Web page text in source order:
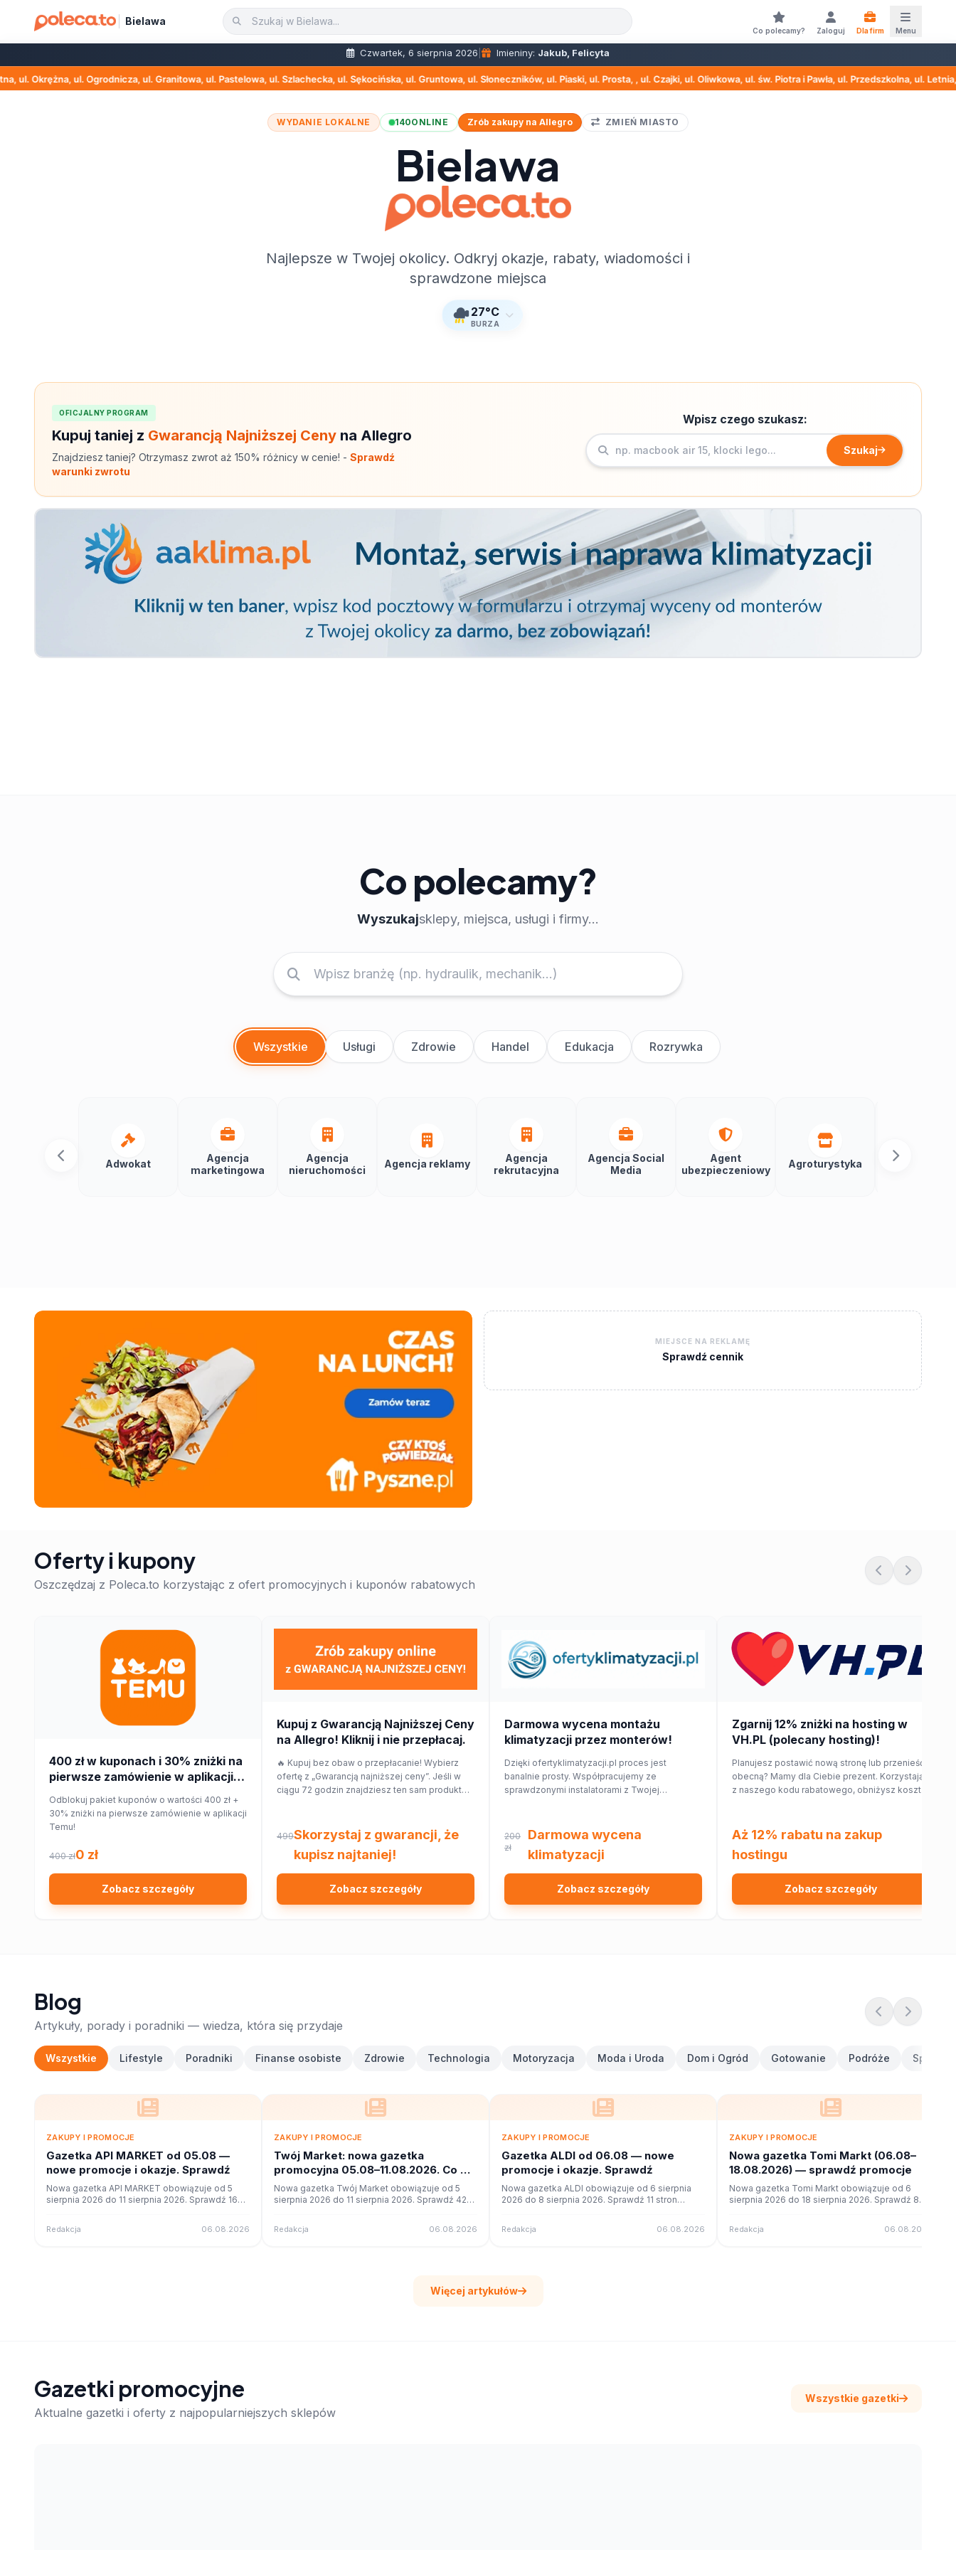
Bielawa
Co polecamy? Zaloguj Dla firm Menu
Czwartek, 6 sierpnia 2026 Imieniny: Jakub, Felicyta
ul. Granitowa, ul. Pastelowa, ul. Szlachecka, ul. Sękocińska, ul. Gruntowa, ul. Słoneczników, ul. Piaski, ul. Prosta, , ul. Czajki, ul. Oliwkowa, ul. św. Piotra i Pawła, ul. Przedszkolna, ul. Letnia, ul.
WYDANIE LOKALNE 140ONLINE Zrób zakupy na Allegro ZMIEŃ MIASTO
Bielawa
Najlepsze w Twojej okolicy. Odkryj okazje, rabaty, wiadomości i
sprawdzone miejsca
27°C
BURZA
OFICJALNY PROGRAM
Kupuj taniej z Gwarancją Najniższej Ceny na Allegro
Znajdziesz taniej? Otrzymasz zwrot aż 150% różnicy w cenie! - Sprawdź
warunki zwrotu
Wpisz czego szukasz:
Szukaj
Co polecamy?
Wyszukajsklepy, miejsca, usługi i firmy...
Wszystkie Usługi Zdrowie Handel Edukacja Rozrywka
Adwokat
Agencja
marketingowa
Agencja
nieruchomości
Agencja reklamy
Agencja
rekrutacyjna
Agencja Social
Media
Agent
ubezpieczeniowy
Agroturystyka
MIEJSCE NA REKLAMĘ
Sprawdź cennik
Oferty i kupony
Oszczędzaj z Poleca.to korzystając z ofert promocyjnych i kuponów rabatowych
400 zł w kuponach i 30% zniżki na
pierwsze zamówienie w aplikacji
Odblokuj pakiet kuponów o wartości 400 zł +
30% zniżki na pierwsze zamówienie w aplikacji
Temu!
400 zł0 zł
Zobacz szczegóły
Kupuj z Gwarancją Najniższej Ceny
na Allegro! Kliknij i nie przepłacaj.
🔥 Kupuj bez obaw o przepłacanie! Wybierz
ofertę z „Gwarancją najniższej ceny”. Jeśli w
ciągu 72 godzin znajdziesz ten sam produkt
499Skorzystaj z gwarancji, że
kupisz najtaniej!
Zobacz szczegóły
Darmowa wycena montażu
klimatyzacji przez monterów!
Dzięki ofertyklimatyzacji.pl proces jest
banalnie prosty. Współpracujemy ze
sprawdzonymi instalatorami z Twojej
domu lub mieszkania.
200
zł
Darmowa wycena
klimatyzacji
Zobacz szczegóły
Zgarnij 12% zniżki na hosting w
VH.PL (polecany hosting)!
Planujesz postawić nową stronę lub przenieść
obecną? Mamy dla Ciebie prezent. Korzystając
z naszego kodu rabatowego, obniżysz koszt
Aż 12% rabatu na zakup
hostingu
Zobacz szczegóły
Blog
Artykuły, porady i poradniki — wiedza, która się przydaje
Wszystkie Lifestyle Poradniki Finanse osobiste Zdrowie Technologia Motoryzacja Moda i Uroda Dom i Ogród Gotowanie Podróże Sport i
ZAKUPY I PROMOCJE
Gazetka API MARKET od 05.08 —
nowe promocje i okazje. Sprawdź
Nowa gazetka API MARKET obowiązuje od 5
sierpnia 2026 do 11 sierpnia 2026. Sprawdź 16
Redakcja 06.08.2026
ZAKUPY I PROMOCJE
Twój Market: nowa gazetka
promocyjna 05.08–11.08.2026. Co w
ofercie?
Nowa gazetka Twój Market obowiązuje od 5
sierpnia 2026 do 11 sierpnia 2026. Sprawdź 42
Redakcja 06.08.2026
ZAKUPY I PROMOCJE
Gazetka ALDI od 06.08 — nowe
promocje i okazje. Sprawdź
Nowa gazetka ALDI obowiązuje od 6 sierpnia
2026 do 8 sierpnia 2026. Sprawdź 11 stron
Redakcja 06.08.2026
ZAKUPY I PROMOCJE
Nowa gazetka Tomi Markt (06.08–
18.08.2026) — sprawdź promocje
Nowa gazetka Tomi Markt obowiązuje od 6
sierpnia 2026 do 18 sierpnia 2026. Sprawdź 8
Redakcja 06.08.2026
Więcej artykułów
Gazetki promocyjne
Aktualne gazetki i oferty z najpopularniejszych sklepów
Wszystkie gazetki